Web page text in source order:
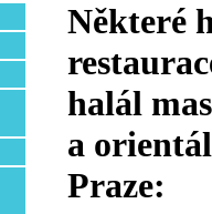
Některé
halál
a
Praze: